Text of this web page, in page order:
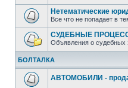
Нетематические
Все что не попадает в
СУДЕБНЫЕ
Объявления о судебных
БОЛТАЛКА
АВТОМОБИЛИ -